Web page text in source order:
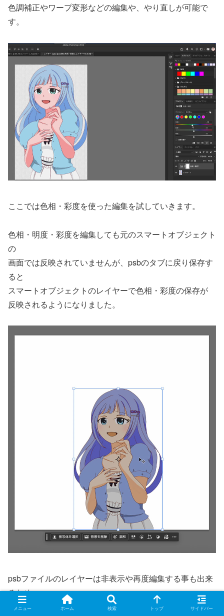
色調補正やワープ変形などの編集や、やり直しが可能で
す。
ここでは色相・彩度を使った編集を試していきます。
色相・明度・彩度を編集しても元のスマートオブジェクト
の
画面では反映されていませんが、psbのタブに戻り保存す
ると
スマートオブジェクトのレイヤーで色相・彩度の保存が
反映されるようになりました。
psbファイルのレイヤーは非表示や再度編集する事も出来
るため
じっくり調整して確かめたい方にはおすすめです。
メニュー ホーム 検索 トップ サイドバー